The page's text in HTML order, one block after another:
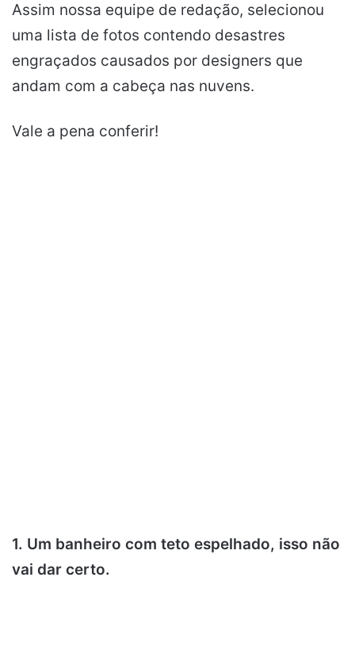
Assim nossa equipe de redação, selecionou
uma lista de fotos contendo desastres
engraçados causados por designers que
andam com a cabeça nas nuvens.
Vale a pena conferir!
1. Um banheiro com teto espelhado, isso não
vai dar certo.